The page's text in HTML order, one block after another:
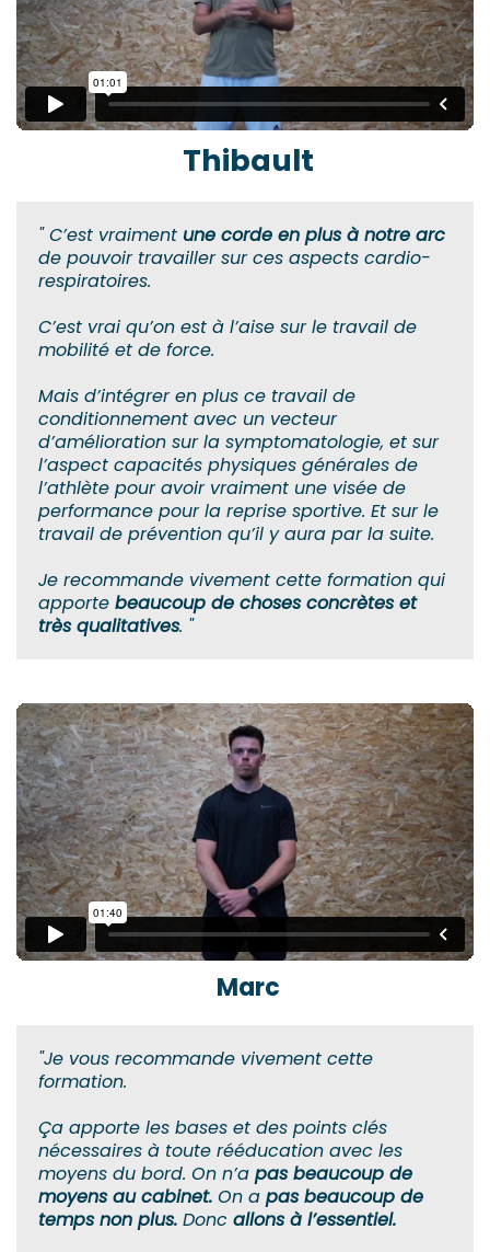
Thibault
" C’est vraiment une corde en plus à notre arc
de pouvoir travailler sur ces aspects cardio-
respiratoires.
C’est vrai qu’on est à l’aise sur le travail de
mobilité et de force.
Mais d’intégrer en plus ce travail de
conditionnement avec un vecteur
d’amélioration sur la symptomatologie, et sur
l’aspect capacités physiques générales de
l’athlète pour avoir vraiment une visée de
performance pour la reprise sportive. Et sur le
travail de prévention qu’il y aura par la suite.
Je recommande vivement cette formation qui
apporte beaucoup de choses concrètes et
très qualitatives. "
Marc
"Je vous recommande vivement cette
formation.
Ça apporte les bases et des points clés
nécessaires à toute rééducation avec les
moyens du bord. On n’a pas beaucoup de
moyens au cabinet. On a pas beaucoup de
temps non plus. Donc allons à l’essentiel.